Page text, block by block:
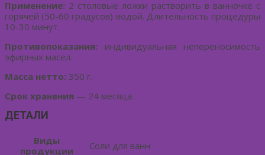
Применение: 2 столовые ложки растворить в ванночке с
горячей (50-60 градусов) водой. Длительность процедуры
10-30 минут.
Противопоказания: индивидуальная непереносимость
эфирных масел.
Масса нетто: 350 г.
Срок хранения — 24 месяца.
ДЕТАЛИ
Виды
продукции
Соли для ванн